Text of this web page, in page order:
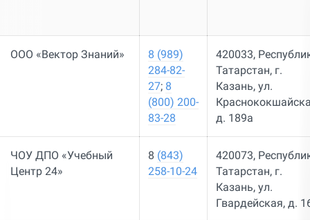
ООО «Вектор Знаний»
8 (989)
284-82-
27; 8
(800) 200-
83-28
420033,
Татарстан, г.
Казань, ул.
д. 189а
ЧОУ ДПО «Учебный
Центр 24»
8 (843)
258-10-24
420073,
Татарстан, г.
Казань, ул.
Гвардейская, д.